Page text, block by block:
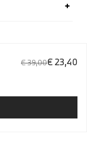
€ 39,00€ 23,40